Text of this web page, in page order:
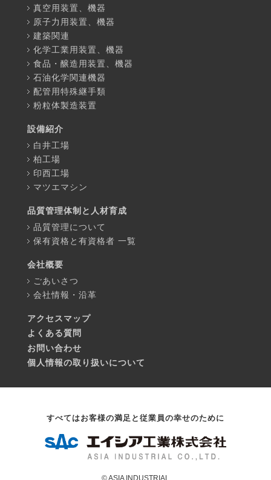
真空用装置、機器
原子力用装置、機器
建築関連
化学工業用装置、機器
食品・醸造用装置、機器
石油化学関連機器
配管用特殊継手類
粉粒体製造装置
設備紹介
白井工場
柏工場
印西工場
マツエマシン
品質管理体制と人材育成
品質管理について
保有資格と有資格者 一覧
会社概要
ごあいさつ
会社情報・沿革
アクセスマップ
よくある質問
お問い合わせ
個人情報の取り扱いについて
すべてはお客様の満足と従業員の幸せのために
© ASIA INDUSTRIAL